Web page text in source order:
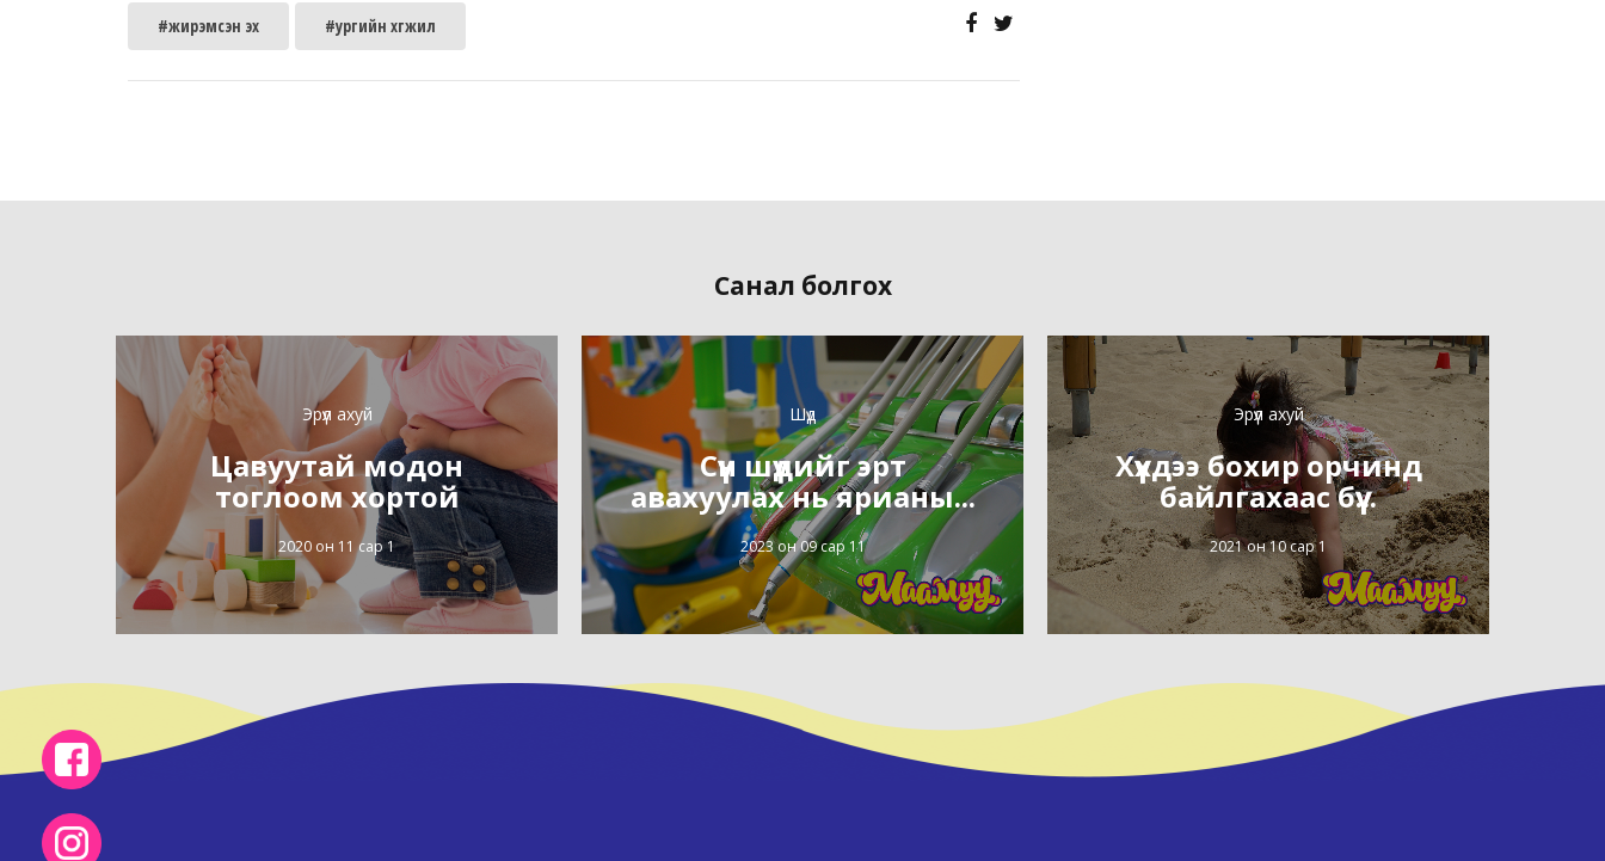
#жирэмсэн эх #ургийн хөгжил
Санал болгох
Эрүүл ахуй
Цавуутай модон
тоглоом хортой
2020 он 11 сар 1
Шүд
Сүүн шүдийг эрт
авахуулах нь ярианы...
2023 он 09 сар 11
Эрүүл ахуй
Хүүхдээ бохир орчинд
байлгахаас бүү...
2021 он 10 сар 1